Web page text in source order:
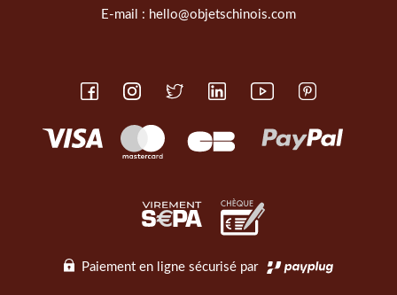
E-mail : hello@objetschinois.com
Paiement en ligne sécurisé par